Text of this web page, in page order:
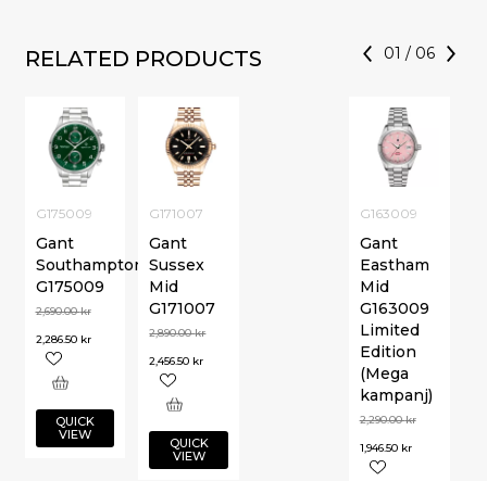
RELATED PRODUCTS 01 / 06
G175009
Gant
Southampton
G175009
2,690.00kr
2,286.50 kr
QUICK
VIEW
G163009
Gant
Eastham
Mid
G163009
Limited
Edition
(Mega
kampanj)
2,290.00kr
1,946.50 kr
G171007
Gant
Sussex
Mid
G171007
2,890.00kr
2,456.50 kr
QUICK
VIEW